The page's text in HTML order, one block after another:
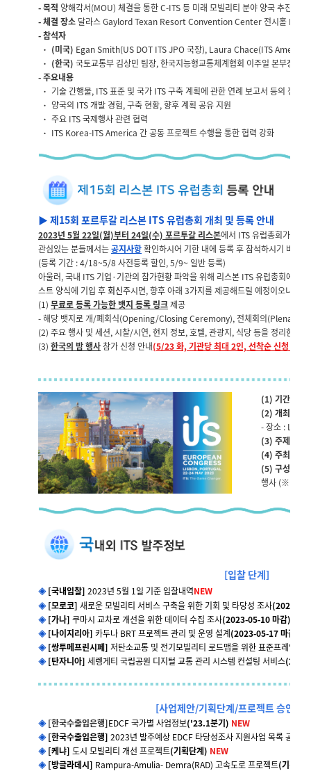
- 목적 양해각서(MOU) 체결을 통한 C-ITS 등 미래 모빌리티 분야 양국 추진현황
- 체결 장소 달라스 Gaylord Texan Resort Convention Center 전시홀 E
- 참석자
· (미국) Egan Smith(US DOT ITS JPO 국장), Laura Chace(ITS America
· (한국) 국토교통부 김상민 팀장, 한국지능형교통체계협회 이주일 본부장 외
- 주요내용
· 기술 간행물, ITS 표준 및 국가 ITS 구축 계획에 관한 연례 보고서 등의 정보
· 양국의 ITS 개발 경험, 구축 현황, 향후 계획 공유 지원
· 주요 ITS 국제행사 관련 협력
· ITS Korea-ITS America 간 공동 프로젝트 수행을 통한 협력 강화
▶ 제15회 포르투갈 리스본 ITS 유럽총회 개최 및 등록 안내
2023년 5월 22일(월)부터 24일(수) 포르투갈 리스본에서 ITS 유럽총회가 개최
관심있는 분들께서는공지사항확인하시어 기한 내에 등록 후 참석하시기 바랍니
(등록 기간 : 4/18~5/8 사전등록 할인, 5/9~ 일반 등록)
아울러, 국내 ITS 기업·기관의 참가현황 파악을 위해 리스본 ITS 유럽총회에 참
스트 양식에 기입 후회신주시면, 향후 아래 3가지를 제공해드릴 예정이오니 많
(1) 무료로 등록 가능한 뱃지 등록 링크제공
- 해당 뱃지로 개/폐회식(Opening/Closing Ceremony), 전체회의(Plenary
(2) 주요 행사 및 세션, 시찰/시연, 현지 정보, 호텔, 관광지, 식당 등을 정리한
(3) 한국의 밤 행사참가 신청 안내(5/23 화, 기관당 최대 2인, 선착순 신청 마감)
(1) 기간 :
(2) 개최국(
- 장소 :
(3) 주제 :
(4) 주최 :
(5) 구성 :
행사 (※ 전시
[입찰 단계]
◈[국내입찰] 2023년 5월 1일 기준 입찰내역NEW
◈[모로코] 새로운 모빌리티 서비스 구축을 위한 기회 및 타당성 조사(2023-
◈[가나] 쿠마시 교차로 개선을 위한 데이터 수집 조사(2023-05-10 마감)
◈[나이지리아] 카두나 BRT 프로젝트 관리 및 운영 설계(2023-05-17 마감)
◈[쌍투메프린시페] 저탄소교통 및 전기모빌리티 로드맵을 위한 표준프레임워
◈[탄자니아] 세렝게티 국립공원 디지털 교통 관리 시스템 컨설팅 서비스
[사업제안/기획단계/프로젝트 승인/조
◈[한국수출입은행]EDCF 국가별 사업정보('23.1분기) NEW
◈[한국수출입은행] 2023년 발주예상 EDCF 타당성조사 지원사업 목록 공개
◈[케냐] 도시 모빌리티 개선 프로젝트(기획단계) NEW
◈[방글라데시] Rampura-Amulia- Demra(RAD) 고속도로 프로젝트(기획단